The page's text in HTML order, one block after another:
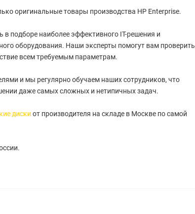
оригинальные товары производства HP Enterprise.
подборе наиболее эффективного IT-решения и
оборудования. Наши эксперты помогут вам проверить
всем требуемым параметрам.
и мы регулярно обучаем наших сотрудников, что
даже самых сложных и нетипичных задач.
диски от производителя на складе в Москве по самой